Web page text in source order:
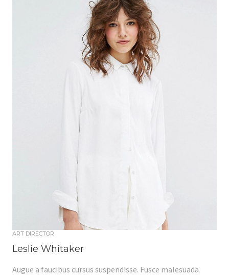
ART DIRECTOR
Leslie Whitaker
Augue a faucibus cursus suspendisse. Fusce malesuada